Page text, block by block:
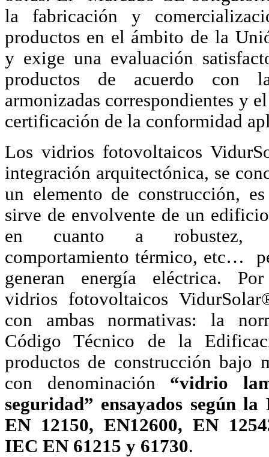
la fabricación y
productos en el ámbito de la
y exige una evaluación
productos de acuerdo con
armonizadas correspondientes y
certificación de la conformidad
Los vidrios fotovoltaicos
integración arquitectónica, se
un elemento de construcción,
sirve de envolvente de un
en cuanto a robustez,
comportamiento térmico, etc…
generan energía eléctrica.
vidrios fotovoltaicos
con ambas normativas: la
Código Técnico de la
productos de construcción bajo
con denominación “vidrio
seguridad” ensayados según la
EN 12150, EN12600, EN
IEC EN 61215 y 61730.